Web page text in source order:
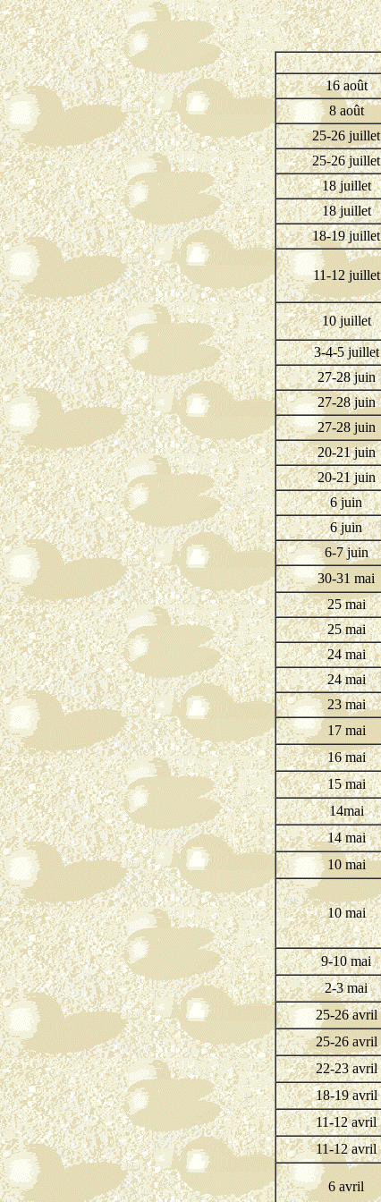
16 août
8 août
25-26 juillet
25-26 juillet
18 juillet
18 juillet
18-19 juillet
11-12 juillet
10 juillet
3-4-5 juillet
27-28 juin
27-28 juin
27-28 juin
20-21 juin
20-21 juin
6 juin
6 juin
6-7 juin
30-31 mai
25 mai
25 mai
24 mai
24 mai
23 mai
17 mai
16 mai
15 mai
14mai
14 mai
10 mai
10 mai
9-10 mai
2-3 mai
25-26 avril
25-26 avril
22-23 avril
18-19 avril
11-12 avril
11-12 avril
6 avril